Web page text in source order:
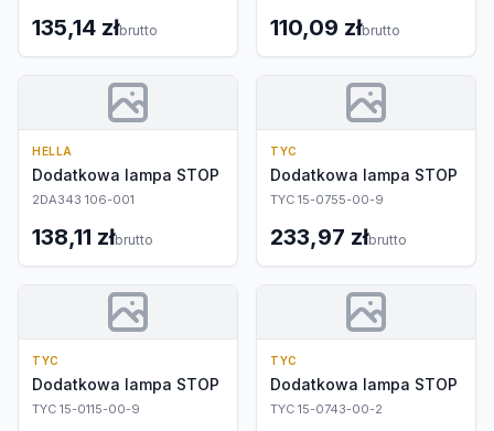
135,14 złbrutto 110,09 złbrutto
HELLA
Dodatkowa lampa STOP
2DA343 106-001
138,11 złbrutto
TYC
Dodatkowa lampa STOP
TYC 15-0755-00-9
233,97 złbrutto
TYC
Dodatkowa lampa STOP
TYC 15-0115-00-9
TYC
Dodatkowa lampa STOP
TYC 15-0743-00-2